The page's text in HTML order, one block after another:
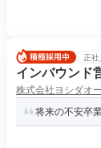
正社
インバウンド
株式会社ヨシダオ
将来の不安卒